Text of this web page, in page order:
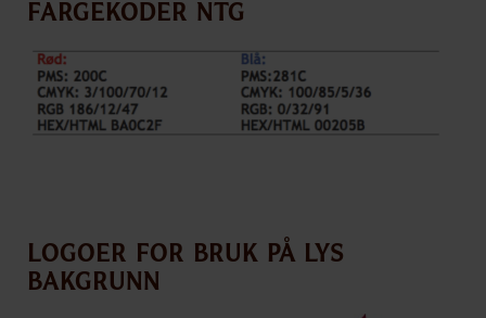
Fargekoder NTG
Logoer for bruk på lys
bakgrunn